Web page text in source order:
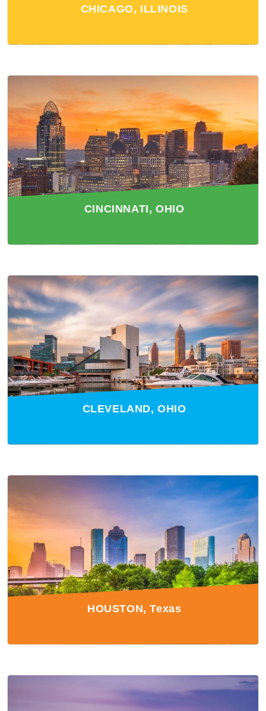
CHICAGO, ILLINOIS
CINCINNATI, OHIO
CLEVELAND, OHIO
HOUSTON, Texas